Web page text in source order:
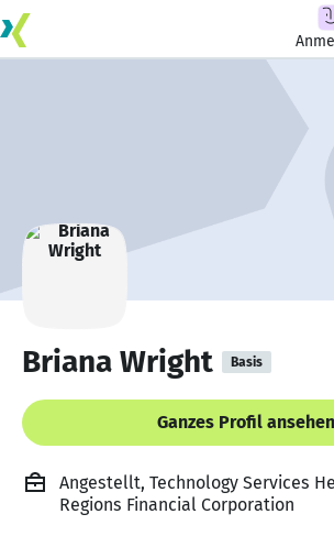
Briana Wright Basis
Ganzes Profil ansehen
Angestellt, Technology Services
Regions Financial Corporation